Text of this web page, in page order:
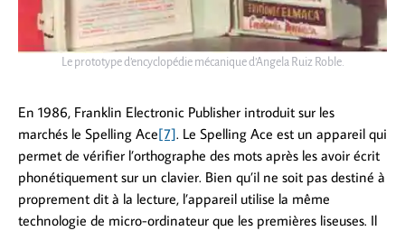
Le prototype d’encyclopédie mécanique d’Angela Ruiz Roble.
En 1986, Franklin Electronic Publisher introduit sur les
marchés le Spelling Ace[7]. Le Spelling Ace est un appareil qui
permet de vérifier l’orthographe des mots après les avoir écrit
phonétiquement sur un clavier. Bien qu’il ne soit pas destiné à
proprement dit à la lecture, l’appareil utilise la même
technologie de micro-ordinateur que les premières liseuses. Il